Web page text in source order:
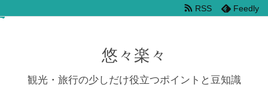
悠々楽々
観光・旅行の少しだけ役立つポイントと豆知識
RSS Feedly